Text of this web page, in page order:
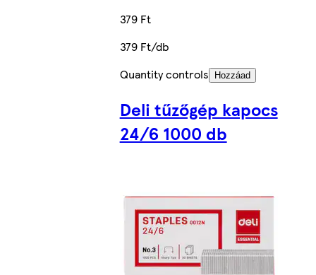
379 Ft
379 Ft/db
Quantity controls
Hozzáad
Deli tűzőgép kapocs
24/6 1000 db